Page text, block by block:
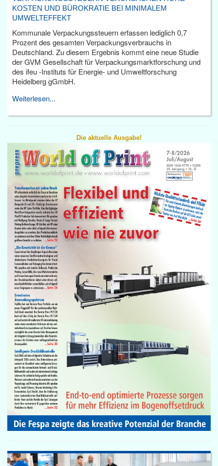
KOSTEN UND BÜROKRATIE BEI MINIMALEM
UMWELTEFFEKT
Kommunale Verpackungssteuern erfassen lediglich 0,7
Prozent des gesamten Verpackungsverbrauchs in
Deutschland. Zu diesem Ergebnis kommt eine neue Studie
der GVM Gesellschaft für Verpackungsmarktforschung und
des ifeu -Instituts für Energie- und Umweltforschung
Heidelberg gGmbH.
Weiterlesen...
Die aktuelle Ausgabe!